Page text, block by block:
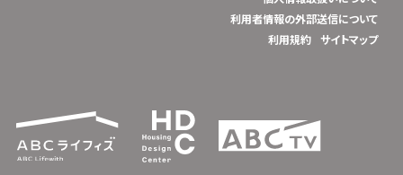
利用者情報の外部送信について
利用規約
サイトマップ